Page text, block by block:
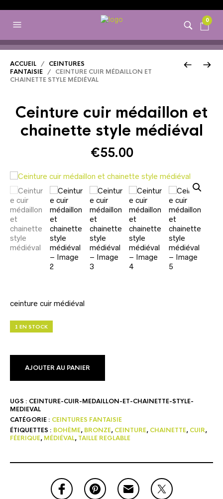
0
ACCUEIL / CEINTURES
FANTAISIE / CEINTURE CUIR MÉDAILLON ET
CHAINETTE STYLE MÉDIÉVAL
Ceinture cuir médaillon et
chainette style médiéval
€55.00
ceinture cuir médiéval
1 EN STOCK
AJOUTER AU PANIER
UGS : CEINTURE-CUIR-MEDAILLON-ET-CHAINETTE-STYLE-
MEDIEVAL
CATÉGORIE : CEINTURES FANTAISIE
ÉTIQUETTES : BOHÈME, BRONZE, CEINTURE, CHAINETTE, CUIR,
FÉERIQUE, MÉDIÉVAL, TAILLE REGLABLE